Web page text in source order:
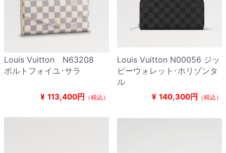
Louis Vuitton N63208
ポルトフォイユ･サラ
¥ 113,400円 （税込）
Louis Vuitton N00056 ジッ
ピーウォレット･ホリゾンタ
ル
¥ 140,300円 （税込）